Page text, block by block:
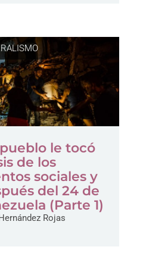
le tocó
de los
sociales y
del 24 de
(Parte 1)
Rojas